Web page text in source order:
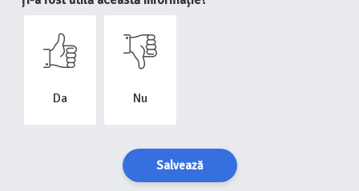
Da Nu
Salvează